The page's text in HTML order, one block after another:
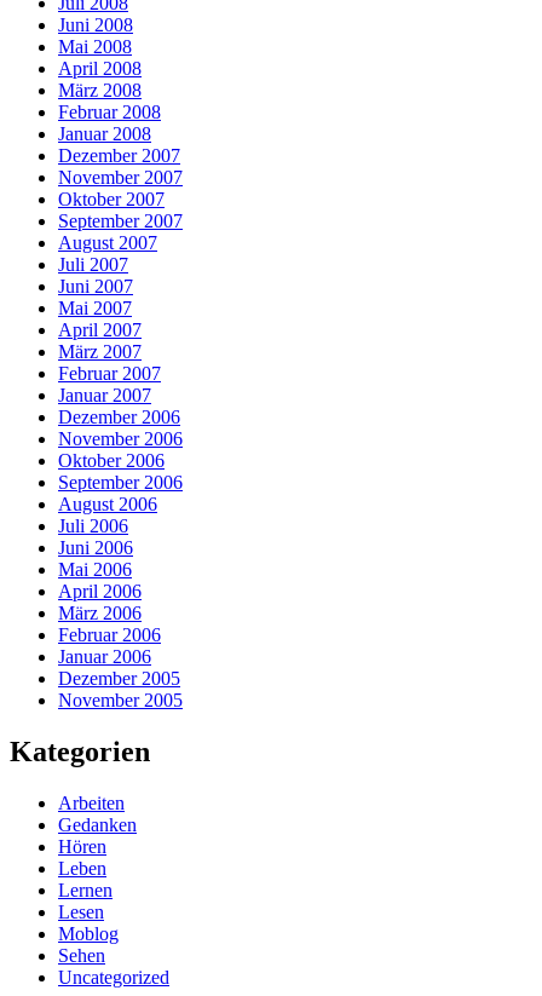
Juni 2008
Mai 2008
April 2008
März 2008
Februar 2008
Januar 2008
Dezember 2007
November 2007
Oktober 2007
September 2007
August 2007
Juli 2007
Juni 2007
Mai 2007
April 2007
März 2007
Februar 2007
Januar 2007
Dezember 2006
November 2006
Oktober 2006
September 2006
August 2006
Juli 2006
Juni 2006
Mai 2006
April 2006
März 2006
Februar 2006
Januar 2006
Dezember 2005
November 2005
Kategorien
Arbeiten
Gedanken
Hören
Leben
Lernen
Lesen
Moblog
Sehen
Uncategorized